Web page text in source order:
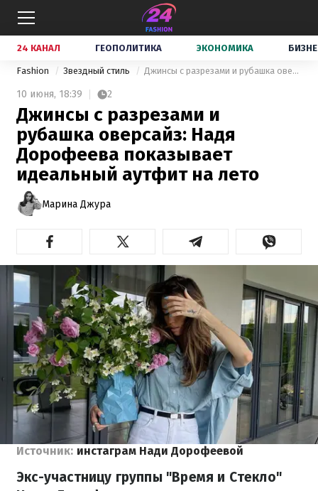
24 КАНАЛ ГЕОПОЛИТИКА ЭКОНОМИКА
Fashion Звездный стиль Джинсы с разрезами и рубашка оверсайз: Надя Дорофеева показывает идеальный аутфит на лето
10 июня, 18:39 2
Джинсы с разрезами и
рубашка оверсайз: Надя
Дорофеева показывает
идеальный аутфит на лето
Марина Джура
Источник: инстаграм Нади Дорофеевой
Экс-участницу группы "Время и Стекло"